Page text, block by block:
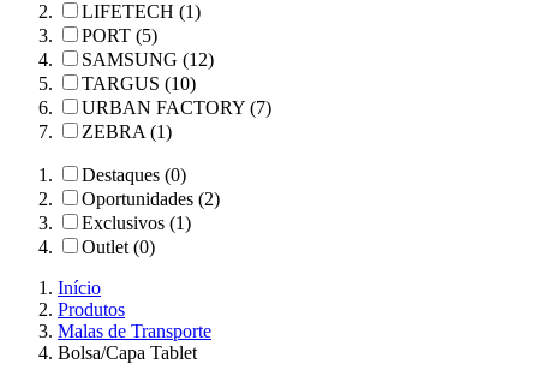
LIFETECH (1)
PORT (5)
SAMSUNG (12)
TARGUS (10)
URBAN FACTORY (7)
ZEBRA (1)
Destaques (0)
Oportunidades (2)
Exclusivos (1)
Outlet (0)
Início
Produtos
Malas de Transporte
Bolsa/Capa Tablet